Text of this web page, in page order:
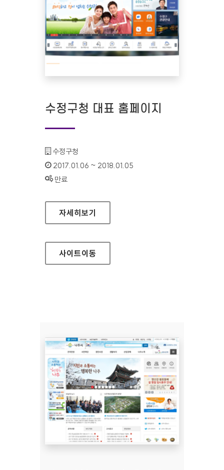
수정구청 대표 홈페이지
기관명 :
수정구청
인증기간 :
2017.01.06 ~ 2018.01.05
상태 :
만료
수정구청 대표 홈페이지
자세히보기
사이트이동